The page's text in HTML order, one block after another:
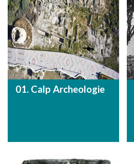
01. Calp Archeologie